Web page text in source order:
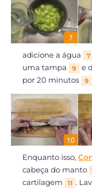
adicione a água 7
uma tampa
9
e
por 20 minutos
9
Enquanto isso,
cabeça do manto
cartilagem
11 .